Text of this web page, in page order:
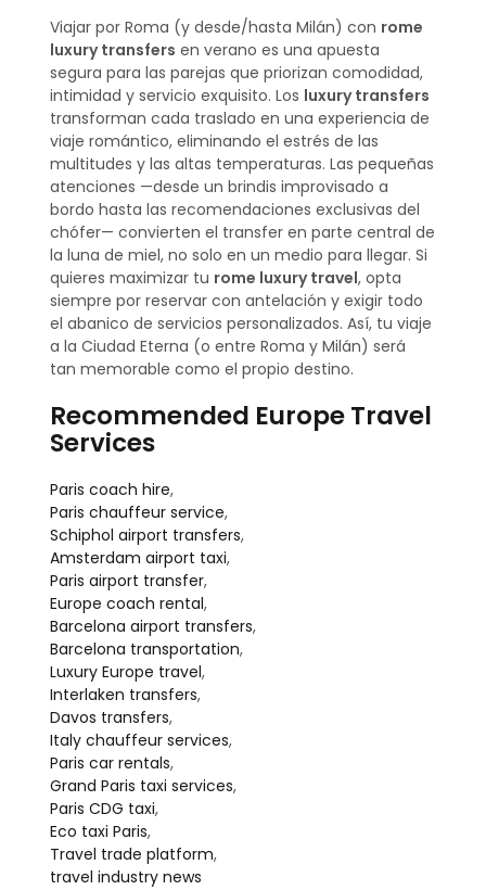
Viajar por Roma (y desde/hasta Milán) con rome
luxury transfers en verano es una apuesta
segura para las parejas que priorizan comodidad,
intimidad y servicio exquisito. Los luxury transfers
transforman cada traslado en una experiencia de
viaje romántico, eliminando el estrés de las
multitudes y las altas temperaturas. Las pequeñas
atenciones —desde un brindis improvisado a
bordo hasta las recomendaciones exclusivas del
chófer— convierten el transfer en parte central de
la luna de miel, no solo en un medio para llegar. Si
quieres maximizar tu rome luxury travel, opta
siempre por reservar con antelación y exigir todo
el abanico de servicios personalizados. Así, tu viaje
a la Ciudad Eterna (o entre Roma y Milán) será
tan memorable como el propio destino.
Recommended Europe Travel
Services
Paris coach hire,
Paris chauffeur service,
Schiphol airport transfers,
Amsterdam airport taxi,
Paris airport transfer,
Europe coach rental,
Barcelona airport transfers,
Barcelona transportation,
Luxury Europe travel,
Interlaken transfers,
Davos transfers,
Italy chauffeur services,
Paris car rentals,
Grand Paris taxi services,
Paris CDG taxi,
Eco taxi Paris,
Travel trade platform,
travel industry news